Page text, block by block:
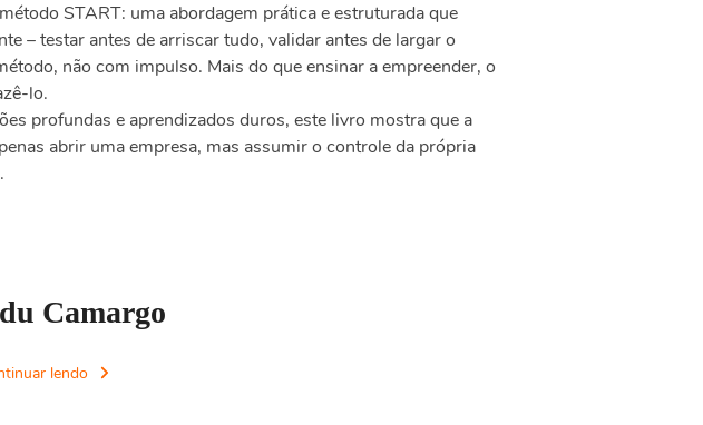
START: uma abordagem prática e estruturada que
– testar antes de arriscar tudo, validar antes de largar o
não com impulso. Mais do que ensinar a empreender, o
lo.
profundas e aprendizados duros, este livro mostra que a
abrir uma empresa, mas assumir o controle da própria
Camargo
lendo